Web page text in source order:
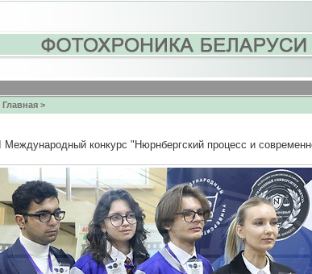
Главная >
II Международный конкурс "Нюрнбергский процесс и